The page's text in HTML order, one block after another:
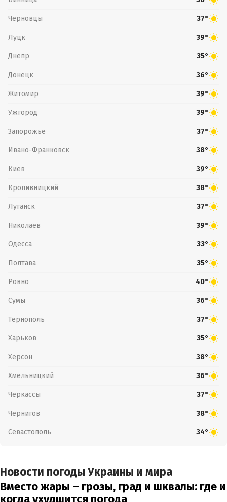
Черновцы 37°
Луцк 39°
Днепр 35°
Донецк 36°
Житомир 39°
Ужгород 39°
Запорожье 37°
Ивано-Франковск 38°
Киев 39°
Кропивницкий 38°
Луганск 37°
Николаев 39°
Одесса 33°
Полтава 35°
Ровно 40°
Сумы 36°
Тернополь 37°
Харьков 35°
Херсон 38°
Хмельницкий 36°
Черкассы 37°
Чернигов 38°
Севастополь 34°
Новости погоды Украины и мира
Вместо жары – грозы, град и шквалы: где и
когда ухудшится погода